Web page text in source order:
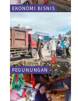
EKONOMI BISNIS
PEGUNUNGAN